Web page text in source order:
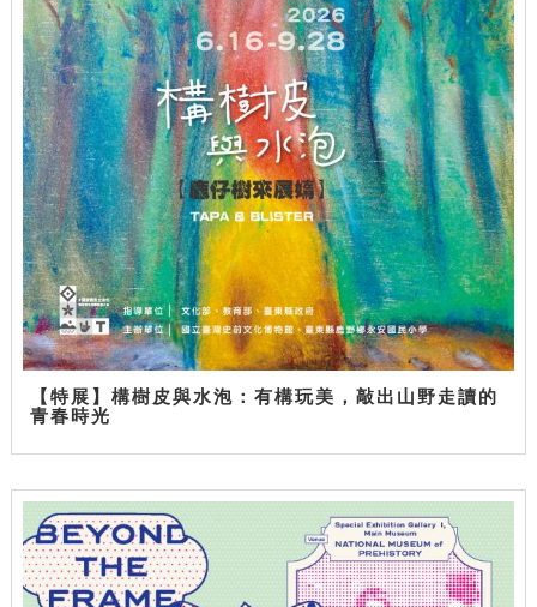
【特展】構樹皮與水泡：有構玩美，敲出山野走讀的
青春時光